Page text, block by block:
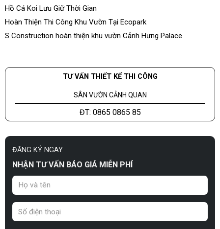
Hồ Cá Koi Lưu Giữ Thời Gian
Hoàn Thiện Thi Công Khu Vườn Tại Ecopark
S Construction hoàn thiện khu vườn Cảnh Hưng Palace
TƯ VẤN THIẾT KẾ THI CÔNG
SÂN VƯỜN CẢNH QUAN
ĐT: 0865 0865 85
ĐĂNG KÝ NGAY
NHẬN TƯ VẤN BÁO GIÁ MIỄN PHÍ